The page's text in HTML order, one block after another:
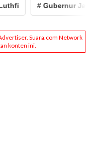
# Gubernur Jawa